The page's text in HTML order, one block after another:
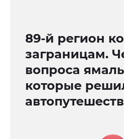
89-й регион
заграницам.
вопроса
которые